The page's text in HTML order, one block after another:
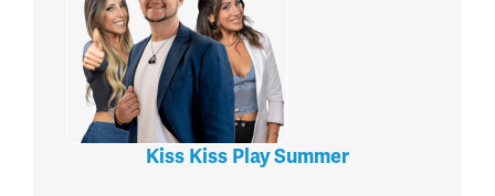
Kiss Kiss Play Summer